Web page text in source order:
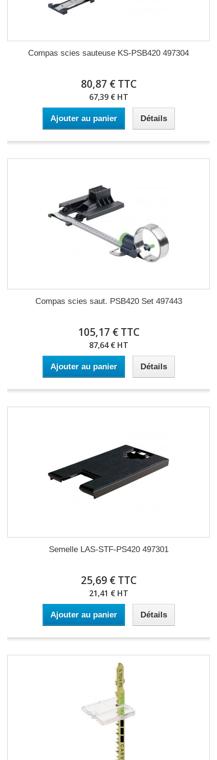
Compas scies sauteuse KS-PSB420 497304
80,87 € TTC
67,39 € HT
Ajouter au panier Détails
Compas scies saut. PSB420 Set 497443
105,17 € TTC
87,64 € HT
Ajouter au panier Détails
Semelle LAS-STF-PS420 497301
25,69 € TTC
21,41 € HT
Ajouter au panier Détails